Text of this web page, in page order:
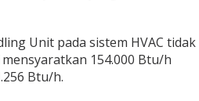
Unit pada sistem HVAC tidak
154.000 Btu/h
Btu/h.